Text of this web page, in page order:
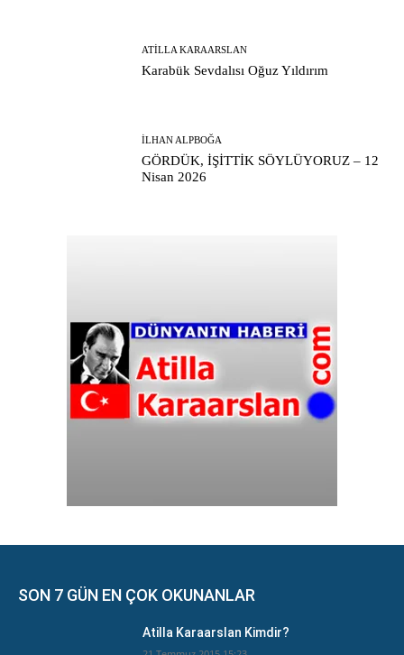
ATILLA KARAARSLAN
Karabük Sevdalısı Oğuz Yıldırım
İLHAN ALPBOĞA
GÖRDÜK, İŞİTTİK SÖYLÜYORUZ – 12
Nisan 2026
SON 7 GÜN EN ÇOK OKUNANLAR
Atilla Karaarslan Kimdir?